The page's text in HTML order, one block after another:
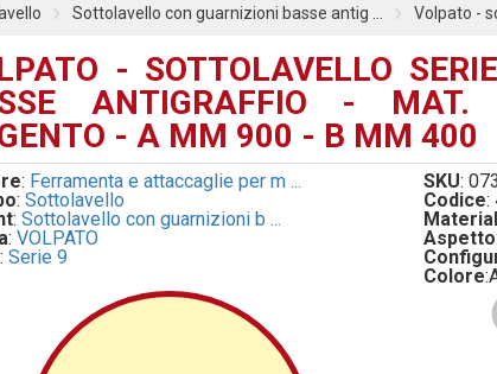
Sottolavello con guarnizioni basse antig ... Volpato -
- SOTTOLAVELLO
ANTIGRAFFIO -
- A MM 900 - B MM 400
: Ferramenta e attaccaglie per m ...
: Sottolavello
: Sottolavello con guarnizioni b ...
: VOLPATO
: Serie 9
SKU:
Codice:
Aspetto
Colore: